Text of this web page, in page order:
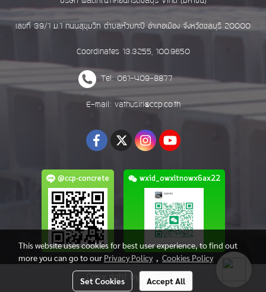
เลขที่ 39/1 ม.1 ถนนสุขุมวิท ตำบลห้วยกะปิ อำเภอเมือง จังหวัดชลบุรี 20000
Coordinates 13.3255, 100.9650
Tel: 061-409-8877
E-mail: vathusiri@ccp.co.th
@ccp-concrete wxid_owxltnowx6ax22
Copy right by ccp.co.th
This website uses cookies for best user experience, to find out
more you can go to our Privacy Policy, Cookies Policy
Set Cookies Accept All